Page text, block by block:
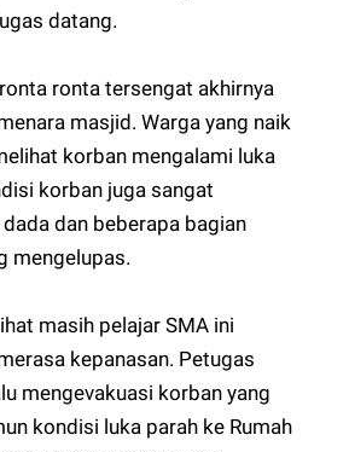
datang.
ronta tersengat akhirnya
masjid. Warga yang naik
korban mengalami luka
korban juga sangat
dan beberapa bagian
mengelupas.
masih pelajar SMA ini
kepanasan. Petugas
mengevakuasi korban yang
kondisi luka parah ke Rumah